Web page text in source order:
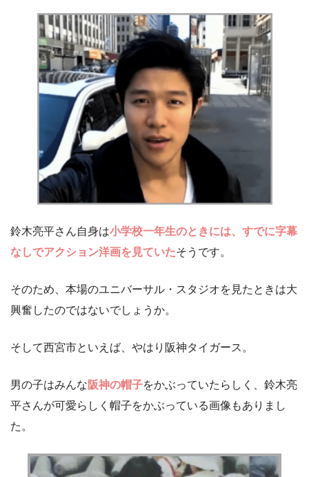
鈴木亮平さん自身は小学校一年生のときには、すでに字幕
なしでアクション洋画を見ていたそうです。
そのため、本場のユニバーサル・スタジオを見たときは大
興奮したのではないでしょうか。
そして西宮市といえば、やはり阪神タイガース。
男の子はみんな阪神の帽子をかぶっていたらしく、鈴木亮
平さんが可愛らしく帽子をかぶっている画像もありまし
た。